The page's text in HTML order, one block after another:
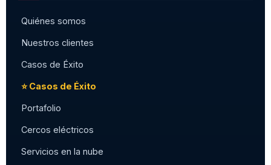
Quiénes somos
Nuestros clientes
Casos de Éxito
⭐ Casos de Éxito
Portafolio
Cercos eléctricos
Servicios en la nube